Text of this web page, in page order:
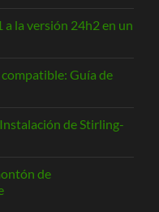
la versión 24h2 en un
Guía de
de Stirling-
de